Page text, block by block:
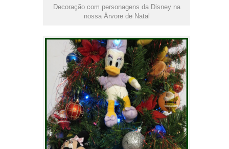
Decoração com personagens da Disney na
nossa Árvore de Natal